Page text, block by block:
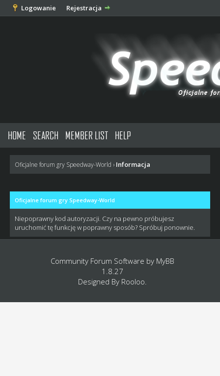
Logowanie Rejestracja
HOME SEARCH MEMBER LIST HELP
Oficjalne forum gry Speedway-World › Informacja
Oficjalne forum gry Speedway-World
Niepoprawny kod autoryzacji. Czy na pewno próbujesz
uruchomić tę funkcję w poprawny sposób? Spróbuj ponownie.
Community Forum Software by MyBB
1.8.27
Designed By Rooloo.